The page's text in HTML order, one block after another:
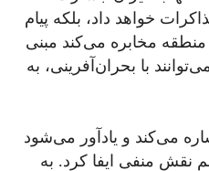
خواهد داد، بلکه پیام
مخابره می‌کند مبنی
با بحران‌آفرینی، به
می‌کند و یادآور می‌شود
نقش منفی ایفا کرد. به